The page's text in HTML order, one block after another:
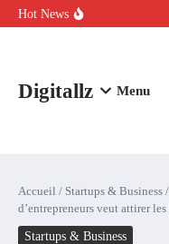
Aller au contenu
Hot News
Comment l’IA
Digitallz Menu
Accueil / Startups & Business /
d’entrepreneurs veut attirer
Startups & Business